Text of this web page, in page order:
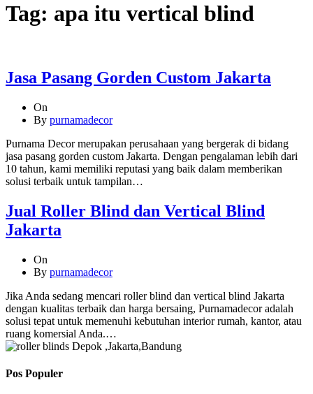
Tag: apa itu vertical blind
Jasa Pasang Gorden Custom Jakarta
On
By purnamadecor
Purnama Decor merupakan perusahaan yang bergerak di bidang
jasa pasang gorden custom Jakarta. Dengan pengalaman lebih dari
10 tahun, kami memiliki reputasi yang baik dalam memberikan
solusi terbaik untuk tampilan…
Jual Roller Blind dan Vertical Blind
Jakarta
On
By purnamadecor
Jika Anda sedang mencari roller blind dan vertical blind Jakarta
dengan kualitas terbaik dan harga bersaing, Purnamadecor adalah
solusi tepat untuk memenuhi kebutuhan interior rumah, kantor, atau
ruang komersial Anda.…
Pos Populer